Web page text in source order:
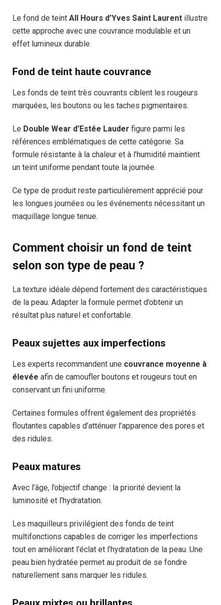
Le fond de teint All Hours d’Yves Saint Laurent illustre
cette approche avec une couvrance modulable et un
effet lumineux durable.
Fond de teint haute couvrance
Les fonds de teint très couvrants ciblent les rougeurs
marquées, les boutons ou les taches pigmentaires.
Le Double Wear d’Estée Lauder figure parmi les
références emblématiques de cette catégorie. Sa
formule résistante à la chaleur et à l’humidité maintient
un teint uniforme pendant toute la journée.
Ce type de produit reste particulièrement apprécié pour
les longues journées ou les événements nécessitant un
maquillage longue tenue.
Comment choisir un fond de teint
selon son type de peau ?
La texture idéale dépend fortement des caractéristiques
de la peau. Adapter la formule permet d’obtenir un
résultat plus naturel et confortable.
Peaux sujettes aux imperfections
Les experts recommandent une couvrance moyenne à
élevée afin de camoufler boutons et rougeurs tout en
conservant un fini uniforme.
Certaines formules offrent également des propriétés
floutantes capables d’atténuer l’apparence des pores et
des ridules.
Peaux matures
Avec l’âge, l’objectif change : la priorité devient la
luminosité et l’hydratation.
Les maquilleurs privilégient des fonds de teint
multifonctions capables de corriger les imperfections
tout en améliorant l’éclat et l’hydratation de la peau. Une
peau bien hydratée permet au produit de se fondre
naturellement sans marquer les ridules.